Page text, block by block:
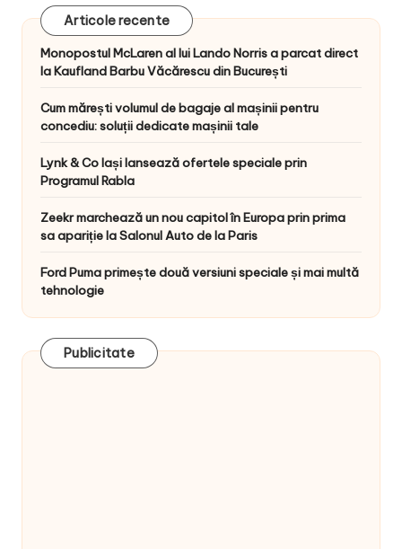
Articole recente
Monopostul McLaren al lui Lando Norris a parcat direct
la Kaufland Barbu Văcărescu din București
Cum mărești volumul de bagaje al mașinii pentru
concediu: soluții dedicate mașinii tale
Lynk & Co Iași lansează ofertele speciale prin
Programul Rabla
Zeekr marchează un nou capitol în Europa prin prima
sa apariție la Salonul Auto de la Paris
Ford Puma primește două versiuni speciale și mai multă
tehnologie
Publicitate